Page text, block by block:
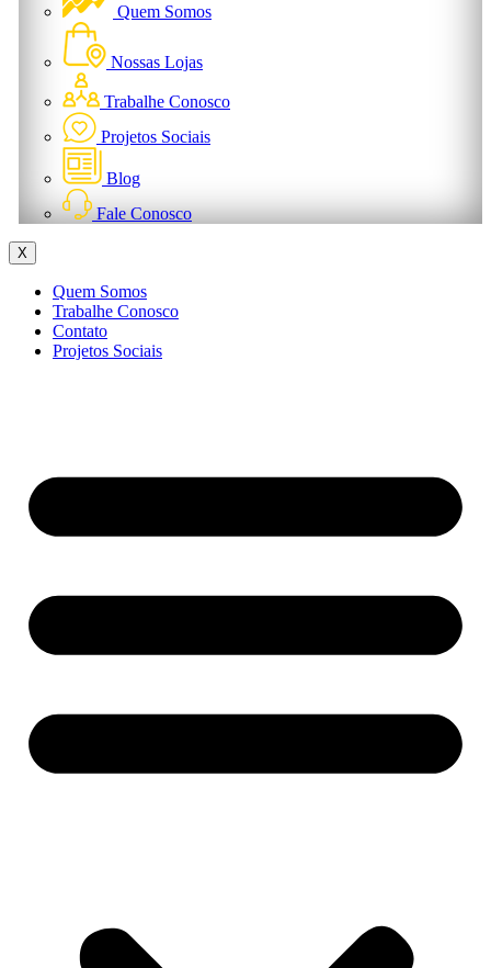
Quem Somos
Nossas Lojas
Trabalhe Conosco
Projetos Sociais
Blog
Fale Conosco
X
Quem Somos
Trabalhe Conosco
Contato
Projetos Sociais